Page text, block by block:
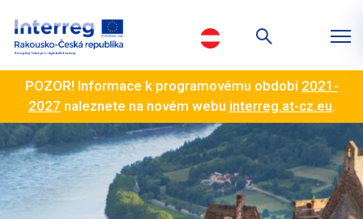
POZOR! Informace k programovému období 2021-
2027 naleznete na novém webu interreg.at-cz.eu.